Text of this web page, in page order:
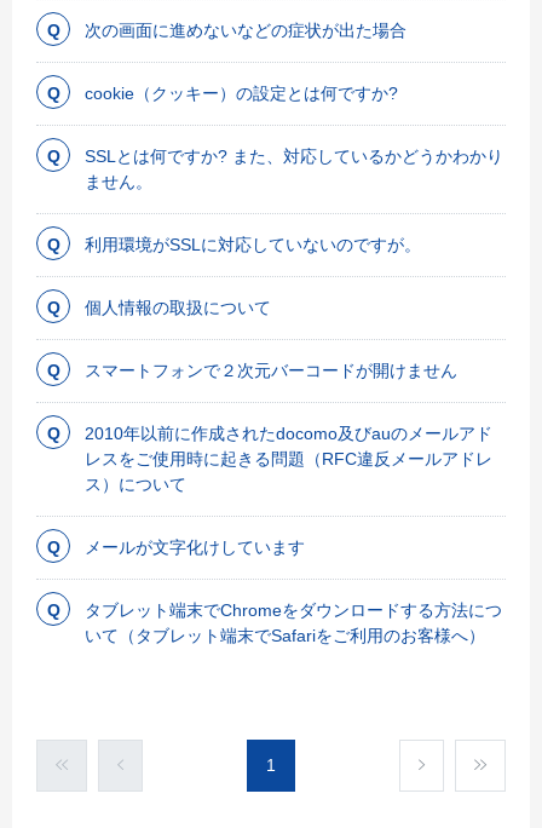
次の画面に進めないなどの症状が出た場合
cookie（クッキー）の設定とは何ですか?
SSLとは何ですか? また、対応しているかどうかわかり
ません。
利用環境がSSLに対応していないのですが。
個人情報の取扱について
スマートフォンで２次元バーコードが開けません
2010年以前に作成されたdocomo及びauのメールアド
レスをご使用時に起きる問題（RFC違反メールアドレ
ス）について
メールが文字化けしています
タブレット端末でChromeをダウンロードする方法につ
いて（タブレット端末でSafariをご利用のお客様へ）
1